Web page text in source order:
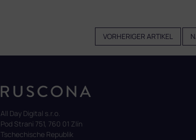
VORHERIGER ARTIKEL
All Day Digital s.r.o.
Pod Strani 751, 760 01 Zlín
Tschechische Republik